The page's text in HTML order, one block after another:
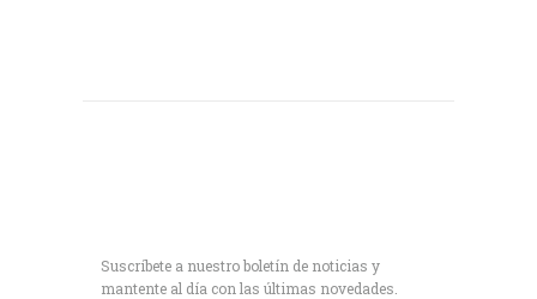
Suscríbete a nuestro boletín de noticias y
mantente al día con las últimas novedades.